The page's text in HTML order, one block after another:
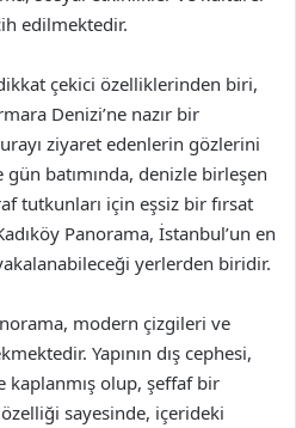
edilmektedir.
çekici özelliklerinden biri,
Denizi’ne nazır bir
ziyaret edenlerin gözlerini
gün batımında, denizle birleşen
tutkunları için eşsiz bir fırsat
Panorama, İstanbul’un en
yerlerden biridir.
modern çizgileri ve
Yapının dış cephesi,
kaplanmış olup, şeffaf bir
sayesinde, içerideki